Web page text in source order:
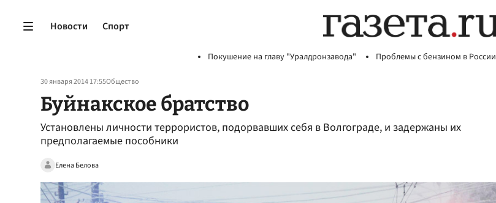
Новости Спорт
Покушение на главу "Уралдронзавода" Проблемы с бензином в России
30 января 2014 17:55Общество
Буйнакское братство
Установлены личности террористов, подорвавших себя в Волгограде, и задержаны их
предполагаемые пособники
Елена Белова